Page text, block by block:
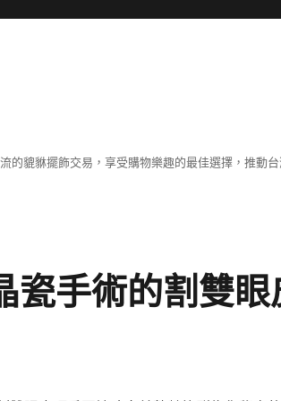
的貔貅擺飾交易，享受購物樂趣的最佳選擇，推動
瓷手術的割雙